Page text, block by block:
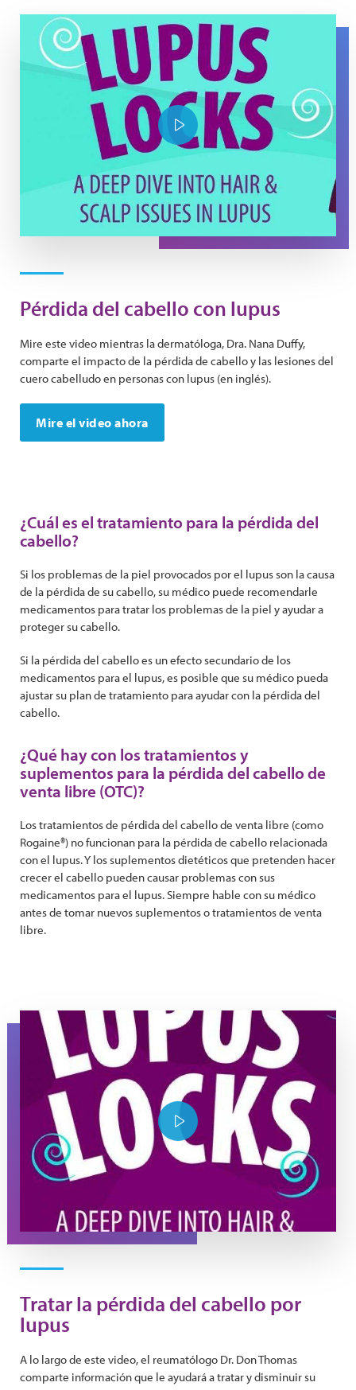
YouTube Thumbnail Lupus Locks
Play Video
Pérdida del cabello con lupus
Mire este video mientras la dermatóloga, Dra. Nana Duffy,
comparte el impacto de la pérdida de cabello y las lesiones del
cuero cabelludo en personas con lupus (en inglés).
Mire el video ahora
¿Cuál es el tratamiento para la pérdida del
cabello?
Si los problemas de la piel provocados ​​por el lupus son la causa
de la pérdida de su cabello, su médico puede recomendarle
medicamentos para tratar los problemas de la piel y ayudar a
proteger su cabello.
Si la pérdida del cabello es un efecto secundario de los
medicamentos para el lupus, es posible que su médico pueda
ajustar su plan de tratamiento para ayudar con la pérdida del
cabello.
¿Qué hay con los tratamientos y
suplementos para la pérdida del cabello de
venta libre (OTC)?
Los tratamientos de pérdida del cabello de venta libre (como
Rogaine®) no funcionan para la pérdida de cabello relacionada
con el lupus. Y los suplementos dietéticos que pretenden hacer
crecer el cabello pueden causar problemas con sus
medicamentos para el lupus. Siempre hable con su médico
antes de tomar nuevos suplementos o tratamientos de venta
libre.
YouTube Thumbnail Purple Lupus Locks
Play Video
Tratar la pérdida del cabello por
lupus
A lo largo de este video, el reumatólogo Dr. Don Thomas
comparte información que le ayudará a tratar y disminuir su